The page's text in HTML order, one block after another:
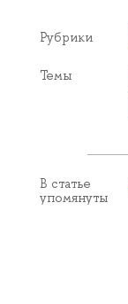
Рубрики
Темы
В статье
упомянуты